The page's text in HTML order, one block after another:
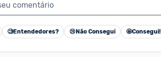
comentário
🧐Entendedores? 😢 Não Consegui 🤩Consegui!